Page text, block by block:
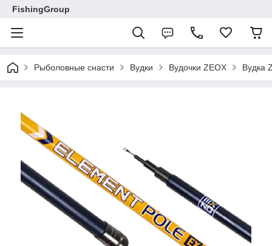
FishingGroup
Рыболовные снасти Вудки Вудочки ZEOX Вудка